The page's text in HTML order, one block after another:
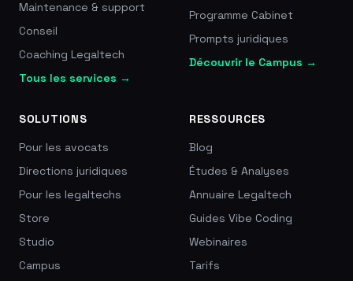
Maintenance & support
Conseil
Coaching Legaltech
Tous les services →
Programme Cabinet
Prompts juridiques
Découvrir le Campus →
SOLUTIONS
Pour les avocats
Directions juridiques
Pour les legaltechs
Store
Studio
Campus
RESSOURCES
Blog
Études & Analyses
Annuaire Legaltech
Guides Vibe Coding
Webinaires
Tarifs